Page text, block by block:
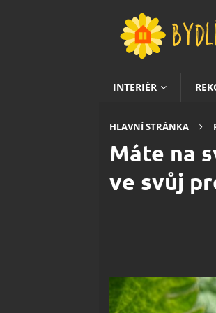
INTERIÉR
HLAVNÍ STRÁNKA
Máte na
ve svůj